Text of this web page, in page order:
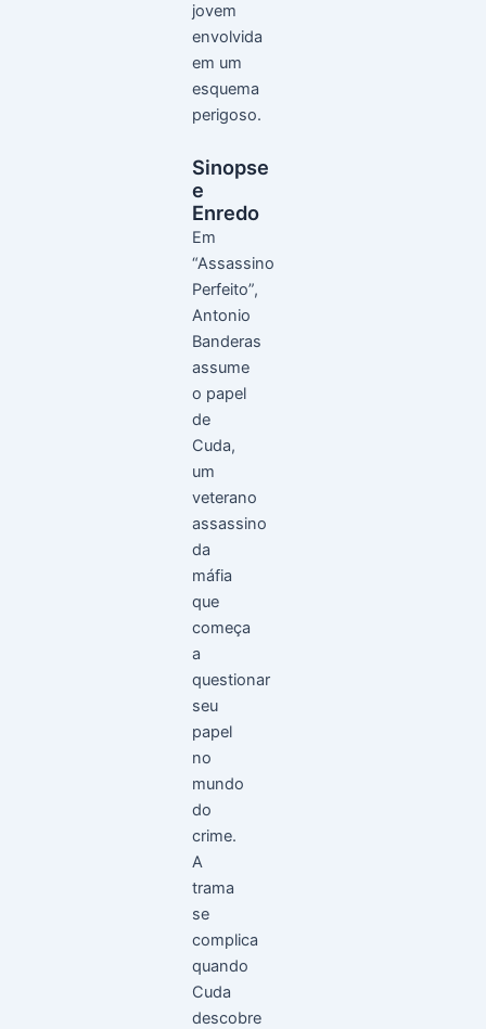
jovem
envolvida
em um
esquema
perigoso.
Sinopse
e
Enredo
Em
“Assassino
Perfeito”,
Antonio
Banderas
assume
o papel
de
Cuda,
um
veterano
assassino
da
máfia
que
começa
a
questionar
seu
papel
no
mundo
do
crime.
A
trama
se
complica
quando
Cuda
descobre